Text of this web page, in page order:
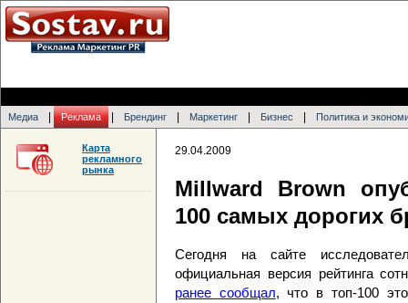
Медиа Реклама Брендинг Маркетинг Бизнес Политика и
29.04.2009
Millward Brown
100 самых дорогих
Сегодня на сайте
официальная версия рейтинга
ранее сообщал, что в топ-100
Карта
рекламного
рынка